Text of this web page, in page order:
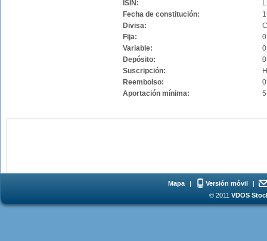
ISIN:
Fecha de constitución:
Divisa:
Fija:
Variable:
Depósito:
Suscripción:
Reembolso:
Aportación mínima:
Mapa | Versión móvil
|
© 2011 VDOS